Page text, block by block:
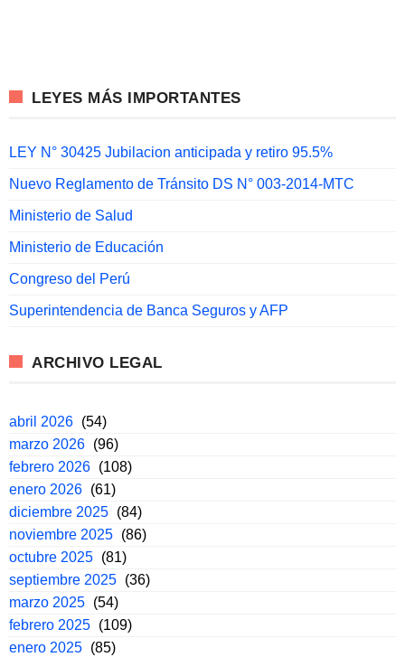
LEYES MÁS IMPORTANTES
LEY N° 30425 Jubilacion anticipada y retiro 95.5%
Nuevo Reglamento de Tránsito DS N° 003-2014-MTC
Ministerio de Salud
Ministerio de Educación
Congreso del Perú
Superintendencia de Banca Seguros y AFP
ARCHIVO LEGAL
abril 2026 (54)
marzo 2026 (96)
febrero 2026 (108)
enero 2026 (61)
diciembre 2025 (84)
noviembre 2025 (86)
octubre 2025 (81)
septiembre 2025 (36)
marzo 2025 (54)
febrero 2025 (109)
enero 2025 (85)